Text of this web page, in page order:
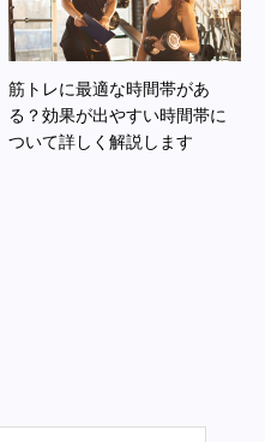
筋トレに最適な時間帯があ
る？効果が出やすい時間帯に
ついて詳しく解説します